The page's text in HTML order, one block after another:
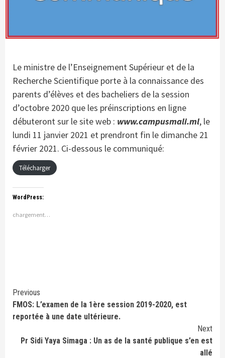
Le ministre de l’Enseignement Supérieur et de la
Recherche Scientifique porte à la connaissance des
parents d’élèves et des bacheliers de la session
d’octobre 2020 que les préinscriptions en ligne
débuteront sur le site web : www.campusmali.ml, le
lundi 11 janvier 2021 et prendront fin le dimanche 21
février 2021. Ci-dessous le communiqué:
Télécharger
WordPress:
chargement…
Continue
Reading
Previous
FMOS: L’examen de la 1ère session 2019-2020, est
reportée à une date ultérieure.
Next
Pr Sidi Yaya Simaga : Un as de la santé publique s’en est
allé